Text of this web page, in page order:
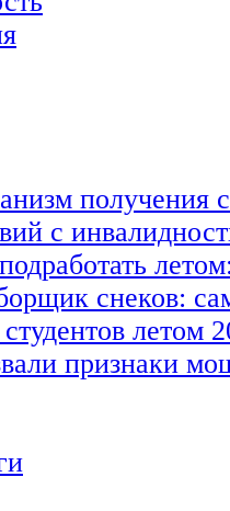
получения
с
снеков:
летом
признаки